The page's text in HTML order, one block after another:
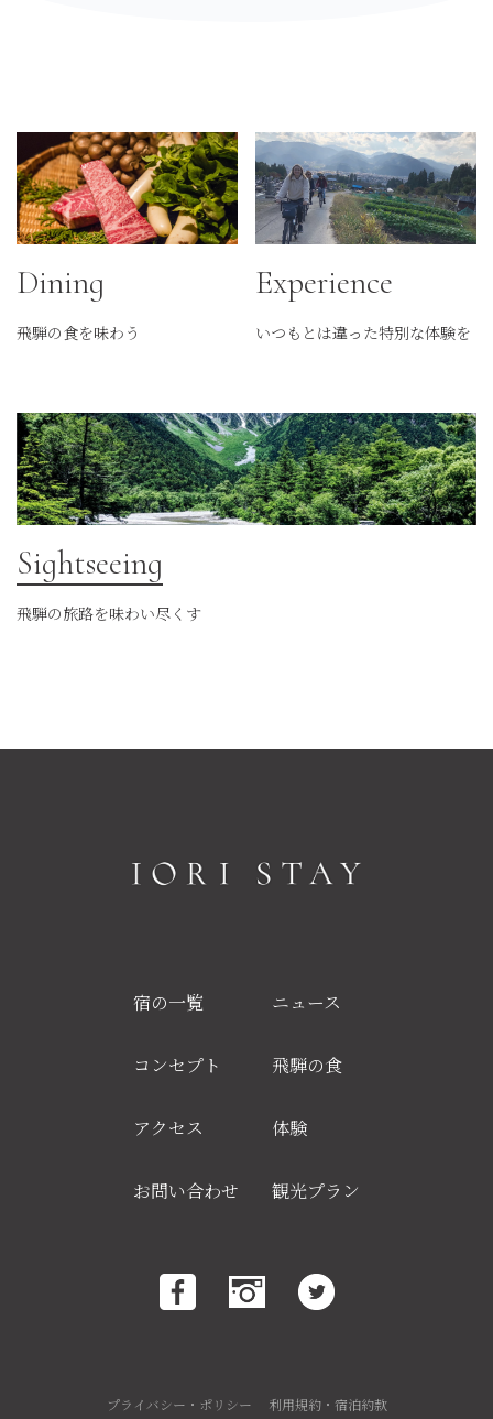
Dining
飛騨の食を味わう
Experience
いつもとは違った特別な体験を
Sightseeing
飛騨の旅路を味わい尽くす
宿の一覧
コンセプト
アクセス
お問い合わせ
ニュース
飛騨の食
体験
観光プラン
プライバシー・ポリシー 利用規約・宿泊約款